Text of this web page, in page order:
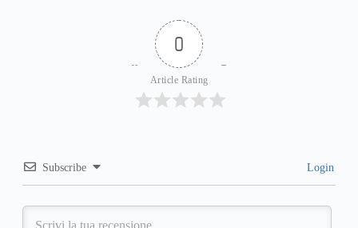
0
Article Rating
Subscribe Login